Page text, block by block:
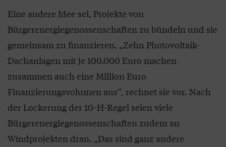
Eine andere Idee sei, Projekte von
Bürgerenergiegenossenschaften zu bündeln und sie
gemeinsam zu finanzieren. „Zehn Photovoltaik-
Dachanlagen mit je 100.000 Euro machen
zusammen auch eine Million Euro
Finanzierungsvolumen aus“, rechnet sie vor. Nach
der Lockerung der 10-H-Regel seien viele
Bürgerenergiegenossenschaften zudem an
Windprojekten dran. „Das sind ganz andere